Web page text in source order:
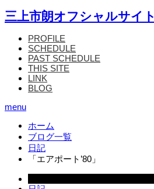
三上市朗オフシャルサイト
PROFILE
SCHEDULE
PAST SCHEDULE
THIS SITE
LINK
BLOG
menu
ホーム
ブログ一覧
日記
「エアポート’80」